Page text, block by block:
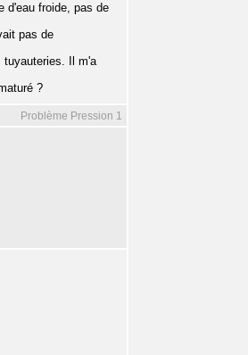
d'eau froide, pas de
pas de
tuyauteries. Il m'a
?
Problème Pression 1